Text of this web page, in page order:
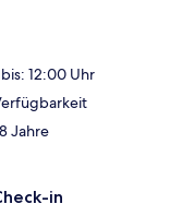
12:00 Uhr
Jahre
in